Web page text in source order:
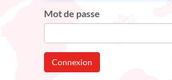
Mot de passe
Connexion